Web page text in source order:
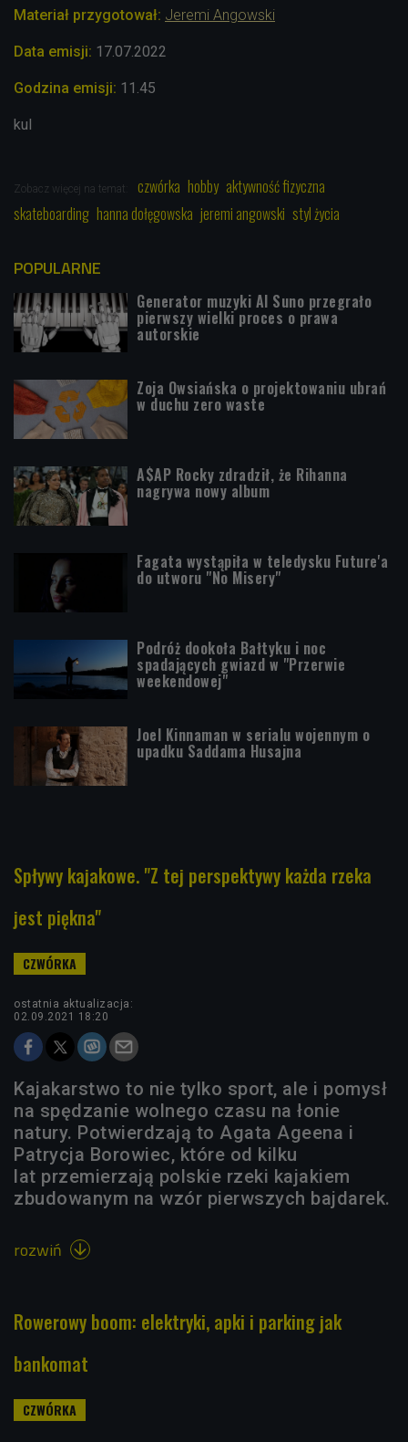
Materiał przygotował: Jeremi Angowski
Data emisji: 17.07.2022
Godzina emisji: 11.45
kul
Zobacz więcej na temat: czwórka hobby aktywność fizyczna
skateboarding hanna dołęgowska jeremi angowski styl życia
POPULARNE
Generator muzyki AI Suno przegrało
pierwszy wielki proces o prawa
autorskie
Zoja Owsiańska o projektowaniu ubrań
w duchu zero waste
A$AP Rocky zdradził, że Rihanna
nagrywa nowy album
Fagata wystąpiła w teledysku Future'a
do utworu "No Misery"
Podróż dookoła Bałtyku i noc
spadających gwiazd w "Przerwie
weekendowej"
Joel Kinnaman w serialu wojennym o
upadku Saddama Husajna
Spływy kajakowe. "Z tej perspektywy każda rzeka
jest piękna"
ostatnia aktualizacja:
02.09.2021 18:20
Kajakarstwo to nie tylko sport, ale i pomysł
na spędzanie wolnego czasu na łonie
natury. Potwierdzają to Agata Ageena i
Patrycja Borowiec, które od kilku
lat przemierzają polskie rzeki kajakiem
zbudowanym na wzór pierwszych bajdarek.
rozwiń 
Rowerowy boom: elektryki, apki i parking jak
bankomat